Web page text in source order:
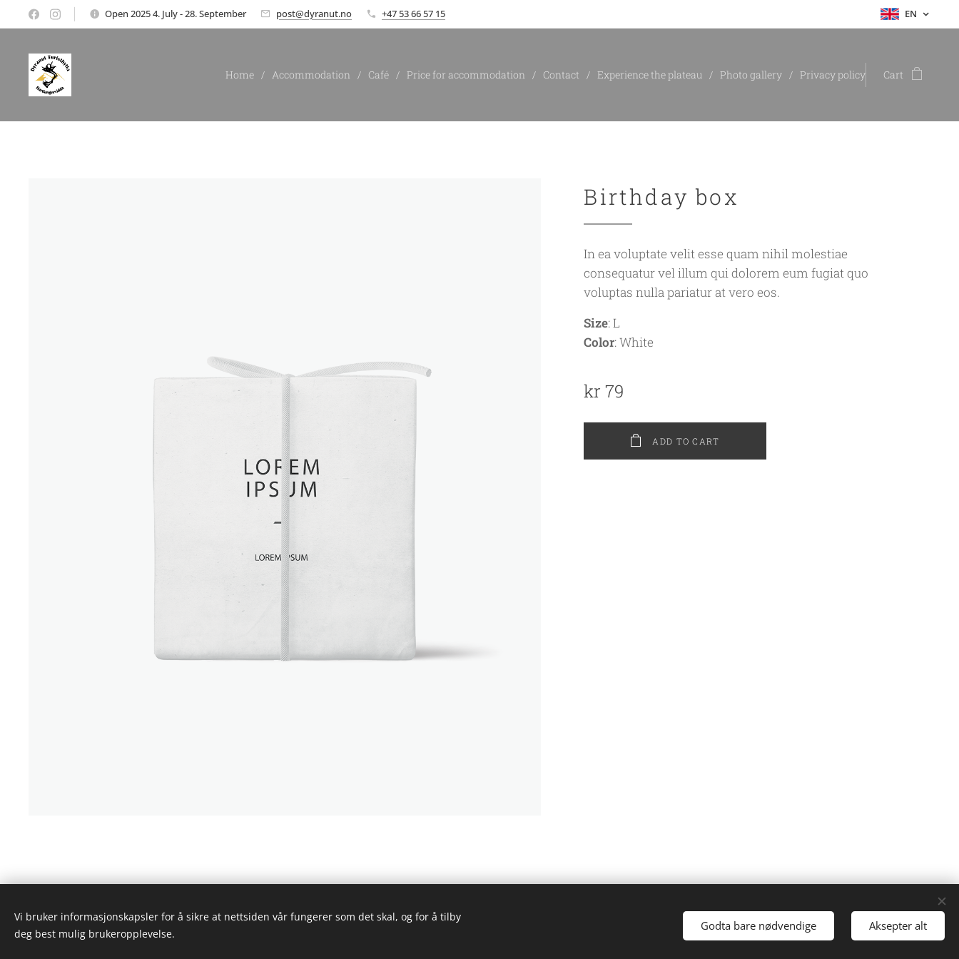
Open 2025 4. July - 28. September post@dyranut.no +47 53 66 57 15 EN
Home Accommodation Café Price for accommodation Contact Experience the plateau Photo gallery Privacy policy Cart
Birthday box
In ea voluptate velit esse quam nihil molestiae
consequatur vel illum qui dolorem eum fugiat quo
voluptas nulla pariatur at vero eos.
Size: L
Color: White
kr 79
ADD TO CART
All rights reserved ©Dyranut Turisthytta
Cookies
Languages
English
Vi bruker informasjonskapsler for å sikre at nettsiden vår fungerer som det skal, og for å tilby
deg best mulig brukeropplevelse.
Godta bare nødvendige Aksepter alt